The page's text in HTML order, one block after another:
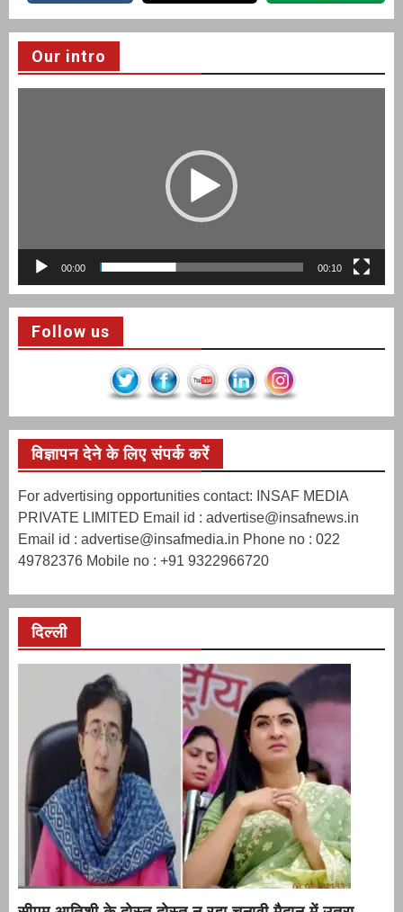
Our intro
00:00 00:10
Follow us
विज्ञापन देने के लिए संपर्क करें
For advertising opportunities contact: INSAF MEDIA
PRIVATE LIMITED Email id : advertise@insafnews.in
Email id : advertise@insafmedia.in Phone no : 022
49782376 Mobile no : +91 9322966720
दिल्ली